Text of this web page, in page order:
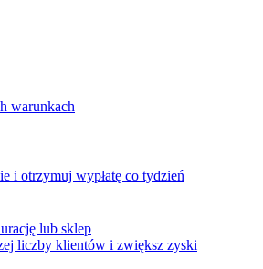
warunkach
i otrzymuj wypłatę co tydzień
lub sklep
liczby klientów i zwiększ zyski